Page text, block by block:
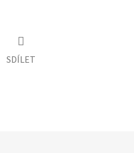
SDÍLET